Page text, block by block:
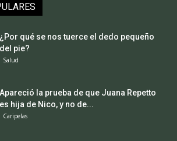
¿Por qué se nos tuerce el dedo pequeño
del pie?
Salud
Apareció la prueba de que Juana Repetto
es hija de Nico, y no de...
Caripelas